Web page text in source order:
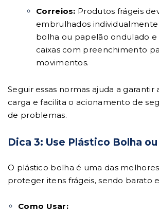
Correios: Produtos frágeis
embrulhados
bolha ou papelão ondulado
caixas com preenchimento
movimentos.
Seguir essas normas ajuda a garantir
carga e facilita o acionamento de
de problemas.
Dica 3: Use Plástico Bolha ou
O plástico bolha é uma das
proteger itens frágeis, sendo barato
Como Usar: